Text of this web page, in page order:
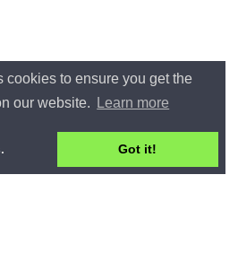
cookies to ensure you get the
our website.
Learn more
Got it!